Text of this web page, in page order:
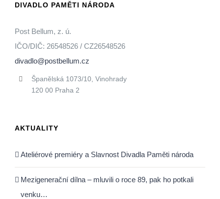
DIVADLO PAMĚTI NÁRODA
Post Bellum, z. ú.
IČO/DIČ: 26548526 / CZ26548526
divadlo@postbellum.cz
Španělská 1073/10, Vinohrady
120 00 Praha 2
AKTUALITY
Ateliérové premiéry a Slavnost Divadla Paměti národa
Mezigenerační dílna – mluvili o roce 89, pak ho potkali
venku…